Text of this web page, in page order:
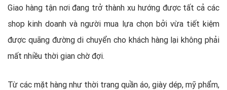
Giao hàng tận nơi đang trở thành xu hướng được tất cả các
shop kinh doanh và người mua lựa chọn bởi vừa tiết kiệm
được quãng đường di chuyển cho khách hàng lại không phải
mất nhiều thời gian chờ đợi.
Từ các mặt hàng như thời trang quần áo, giày dép, mỹ phẩm,